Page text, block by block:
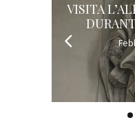
VISITA